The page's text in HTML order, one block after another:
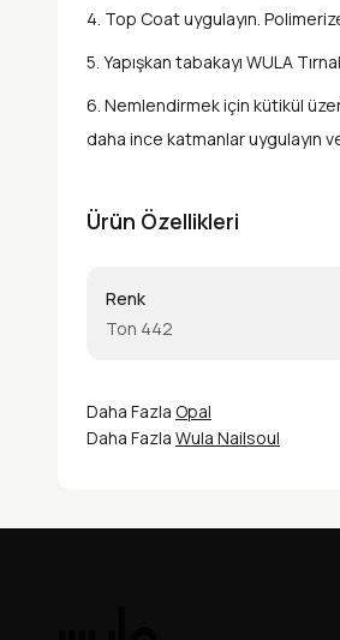
4. Top Coat uygulayın.
5. Yapışkan tabakayı WULA
6. Nemlendirmek için kütikül
daha ince katmanlar uygulayın
Ürün Özellikleri
Renk
Ton 442
Daha Fazla Opal
Daha Fazla Wula Nailsoul